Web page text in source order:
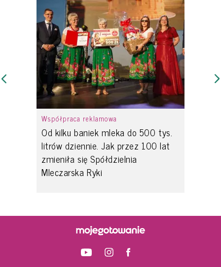
Współpraca reklamowa
Od kilku baniek mleka do 500 tys.
litrów dziennie. Jak przez 100 lat
zmieniła się Spółdzielnia
Mleczarska Ryki